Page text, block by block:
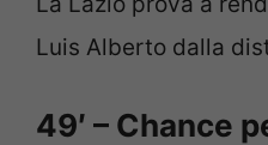
Luis Alberto dalla
49′ – Chance